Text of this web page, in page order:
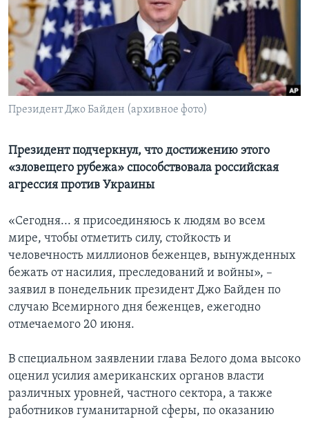
Learning English
СОЦИАЛЬНЫЕ СЕТИ
Президент Джо Байден (архивное фото)
Президент подчеркнул, что достижению этого
«зловещего рубежа» способствовала российская
агрессия против Украины
«Сегодня... я присоединяюсь к людям во всем
мире, чтобы отметить силу, стойкость и
человечность миллионов беженцев, вынужденных
бежать от насилия, преследований и войны», –
заявил в понедельник президент Джо Байден по
случаю Всемирного дня беженцев, ежегодно
отмечаемого 20 июня.
В специальном заявлении глава Белого дома высоко
оценил усилия американских органов власти
различных уровней, частного сектора, а также
работников гуманитарной сферы, по оказанию